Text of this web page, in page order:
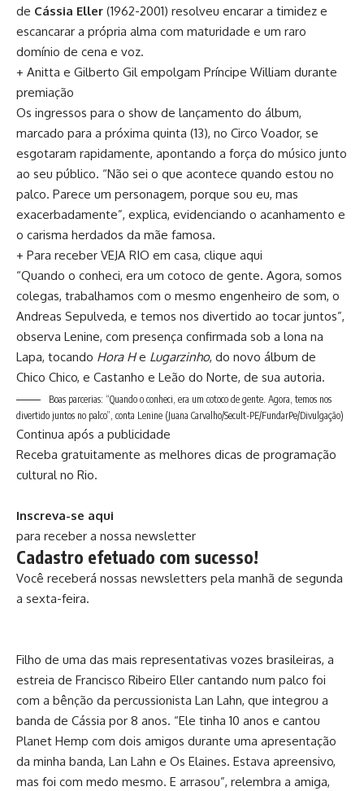
de Cássia Eller (1962-2001) resolveu encarar a timidez e
escancarar a própria alma com maturidade e um raro
domínio de cena e voz.
+ Anitta e Gilberto Gil empolgam Príncipe William durante
premiação
Os ingressos para o show de lançamento do álbum,
marcado para a próxima quinta (13), no Circo Voador, se
esgotaram rapidamente, apontando a força do músico junto
ao seu público. “Não sei o que acontece quando estou no
palco. Parece um personagem, porque sou eu, mas
exacerbadamente”, explica, evidenciando o acanhamento e
o carisma herdados da mãe famosa.
+ Para receber VEJA RIO em casa, clique aqui
“Quando o conheci, era um cotoco de gente. Agora, somos
colegas, trabalhamos com o mesmo engenheiro de som, o
Andreas Sepulveda, e temos nos divertido ao tocar juntos”,
observa Lenine, com presença confirmada sob a lona na
Lapa, tocando Hora He Lugarzinho, do novo álbum de
Chico Chico, e Castanho e Leão do Norte, de sua autoria.
Boas parcerias: “Quando o conheci, era um cotoco de gente. Agora, temos nos
divertido juntos no palco”, conta Lenine (Juana Carvalho/Secult-PE/FundarPe/Divulgação)
Continua após a publicidade
Receba gratuitamente as melhores dicas de programação
cultural no Rio.
Inscreva-se aqui
para receber a nossa newsletter
Cadastro efetuado com sucesso!
Você receberá nossas newsletters pela manhã de segunda
a sexta-feira.
Filho de uma das mais representativas vozes brasileiras, a
estreia de Francisco Ribeiro Eller cantando num palco foi
com a bênção da percussionista Lan Lahn, que integrou a
banda de Cássia por 8 anos. “Ele tinha 10 anos e cantou
Planet Hemp com dois amigos durante uma apresentação
da minha banda, Lan Lahn e Os Elaines. Estava apreensivo,
mas foi com medo mesmo. E arrasou”, relembra a amiga,